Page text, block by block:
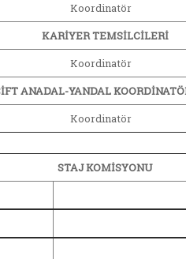
Koordinatör
KARİYER TEMSİLCİLERİ
Koordinatör
ANADAL-YANDAL
Koordinatör
STAJ KOMİSYONU